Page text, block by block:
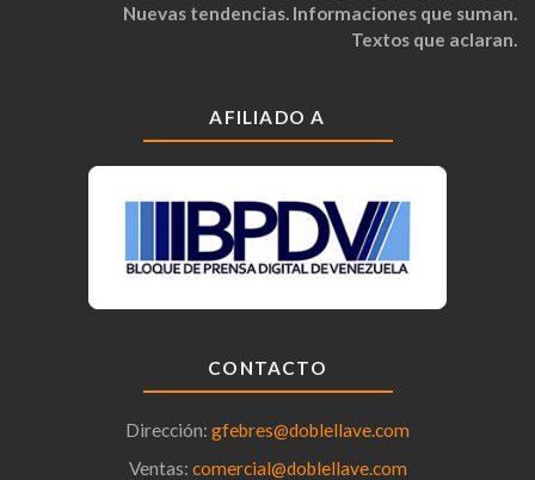
Nuevas tendencias. Informaciones que suman.
Textos que aclaran.
AFILIADO A
CONTACTO
Dirección: gfebres@doblellave.com
Ventas: comercial@doblellave.com